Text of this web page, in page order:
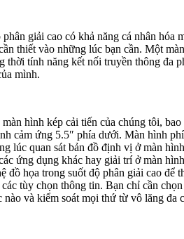
giải cao có khả năng cá nhân hóa
thiết vào những lúc bạn cần. Một
thời tính năng kết nối truyền thông đa
mình.
hình kép cải tiến của chúng tôi,
cảm ứng 5.5″ phía dưới. Màn hình
lúc quan sát bản đồ định vị ở màn
ứng dụng khác hay giải trí ở màn
đồ họa trong suốt độ phân giải cao để
tùy chọn thông tin. Bạn chỉ cần
nào và kiểm soát mọi thứ từ vô lăng đa